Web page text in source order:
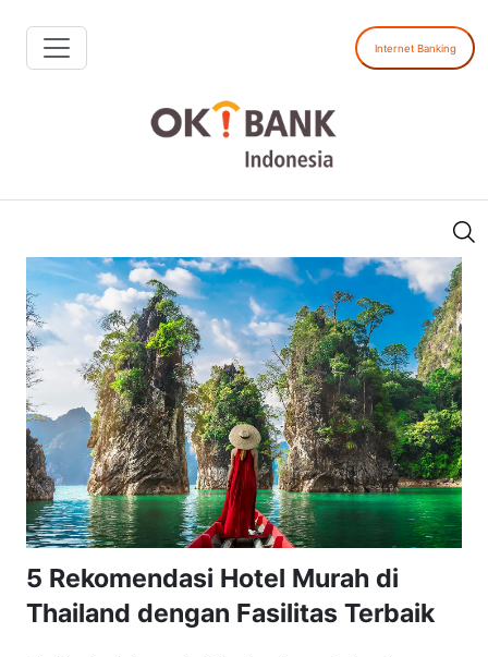
Internet Banking
5 Rekomendasi Hotel Murah di
Thailand dengan Fasilitas Terbaik